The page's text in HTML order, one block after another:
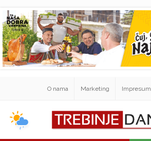
O nama Marketing Impresum